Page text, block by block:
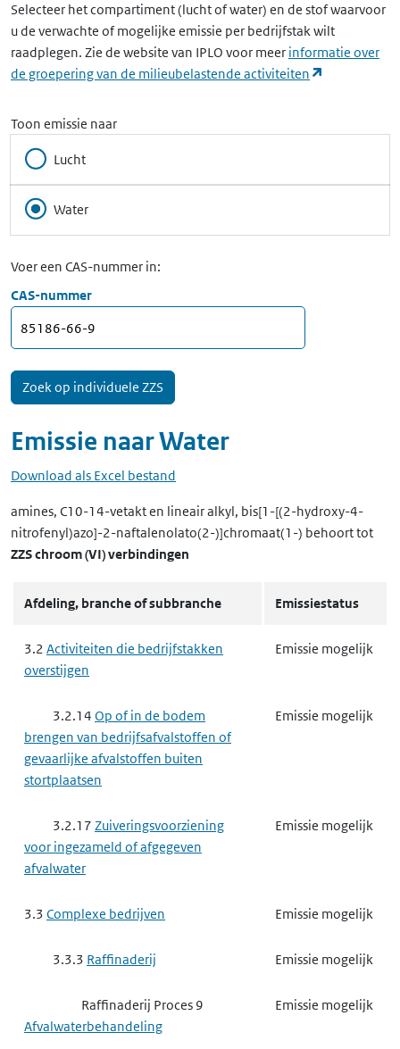
Selecteer het compartiment (lucht of water) en de stof waarvoor
u de verwachte of mogelijke emissie per bedrijfstak wilt
raadplegen. Zie de website van IPLO voor meer informatie over
de groepering van de milieubelastende activiteiten
Toon emissie naar
Lucht
Water
Voer een CAS-nummer in:
CAS-nummer
Emissie naarWater
Download als Excel bestand
amines, C10-14-vetakt en lineair alkyl, bis[1-[(2-hydroxy-4-
nitrofenyl)azo]-2-naftalenolato(2-)]chromaat(1-) behoort tot
ZZS chroom (VI) verbindingen
Afdeling, branche of subbranche Emissiestatus
3.2 Activiteiten die bedrijfstakken
overstijgen
Emissie mogelijk
3.2.14 Op of in de bodem
brengen van bedrijfsafvalstoffen of
gevaarlijke afvalstoffen buiten
stortplaatsen
Emissie mogelijk
3.2.17 Zuiveringsvoorziening
voor ingezameld of afgegeven
afvalwater
Emissie mogelijk
3.3 Complexe bedrijven Emissie mogelijk
3.3.3 Raffinaderij Emissie mogelijk
Raffinaderij Proces 9
Afvalwaterbehandeling
Emissie mogelijk